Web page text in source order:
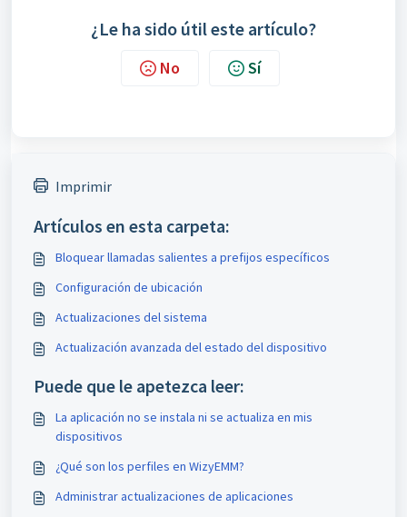
¿Le ha sido útil este artículo?
No Sí
Imprimir
Artículos en esta carpeta:
Bloquear llamadas salientes a prefijos específicos
Configuración de ubicación
Actualizaciones del sistema
Actualización avanzada del estado del dispositivo
Puede que le apetezca leer:
La aplicación no se instala ni se actualiza en mis
dispositivos
¿Qué son los perfiles en WizyEMM?
Administrar actualizaciones de aplicaciones